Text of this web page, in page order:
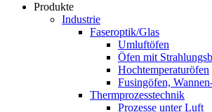
Produkte
Industrie
Faseroptik/Glas
Umluftöfen
Öfen mit
Hochtemperaturöfen
Fusingöfen,
Thermprozesstechnik
Prozesse unter Luft